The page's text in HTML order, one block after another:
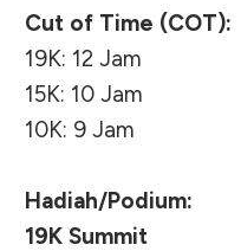
Cut of Time (COT):
19K: 12 Jam
15K: 10 Jam
10K: 9 Jam
Hadiah/Podium:
19K Summit